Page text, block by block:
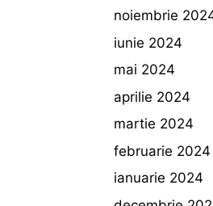
noiembrie
iunie 2024
mai 2024
aprilie 2024
martie 2024
februarie 2024
ianuarie 2024